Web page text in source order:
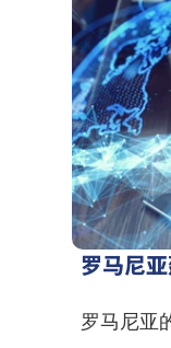
罗马尼
罗马尼亚